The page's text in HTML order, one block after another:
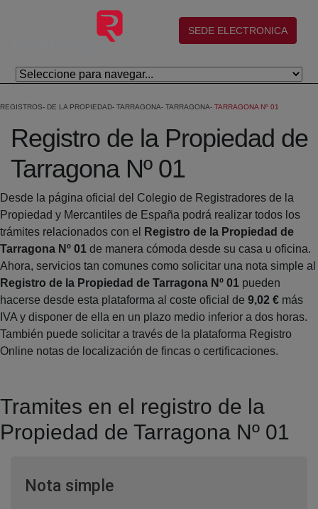
Salta al contingut principal
(abre en nueva ventana)
SEDE ELECTRONICA
REGISTROS DE LA PROPIEDAD TARRAGONA TARRAGONA TARRAGONA Nº 01
Registro de la Propiedad de
Tarragona Nº 01
Desde la página oficial del Colegio de Registradores de la
Propiedad y Mercantiles de España podrá realizar todos los
trámites relacionados con el
Registro de la Propiedad de
Tarragona Nº 01 de manera cómoda desde su casa u oficina.
Ahora, servicios tan comunes como solicitar una nota simple al
Registro de la Propiedad de Tarragona Nº 01 pueden
hacerse desde esta plataforma al coste oficial de 9,02 € más
IVA y disponer de ella en un plazo medio inferior a dos horas.
También puede solicitar a través de la plataforma Registro
Online notas de localización de fincas o certificaciones.
Tramites en el registro de la
Propiedad de Tarragona Nº 01
Nota simpleVentana nueva